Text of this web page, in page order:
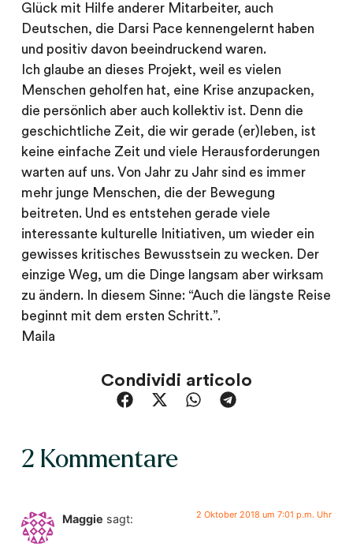
Glück mit Hilfe anderer Mitarbeiter, auch
Deutschen, die Darsi Pace kennengelernt haben
und positiv davon beeindruckend waren.
Ich glaube an dieses Projekt, weil es vielen
Menschen geholfen hat, eine Krise anzupacken,
die persönlich aber auch kollektiv ist. Denn die
geschichtliche Zeit, die wir gerade (er)leben, ist
keine einfache Zeit und viele Herausforderungen
warten auf uns. Von Jahr zu Jahr sind es immer
mehr junge Menschen, die der Bewegung
beitreten. Und es entstehen gerade viele
interessante kulturelle Initiativen, um wieder ein
gewisses kritisches Bewusstsein zu wecken. Der
einzige Weg, um die Dinge langsam aber wirksam
zu ändern. In diesem Sinne: “Auch die längste Reise
beginnt mit dem ersten Schritt.”.
Maila
Condividi articolo
2 Kommentare
Maggie sagt: 2 Oktober 2018 um 7:01 p.m. Uhr